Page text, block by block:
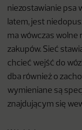
niezostawianie psa
latem, jest
ma wówczas wolne
zakupów. Sieć
chcieć wejść do
dba również o
wymieniane są
znajdującym się